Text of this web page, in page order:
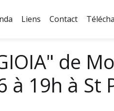
Liens Contact
de
à 19h à St